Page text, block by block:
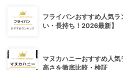
フライパンおすすめ人気
い・長持ち！2026最新】
マヌカハニーおすすめ人
高さを徹底比較・検証